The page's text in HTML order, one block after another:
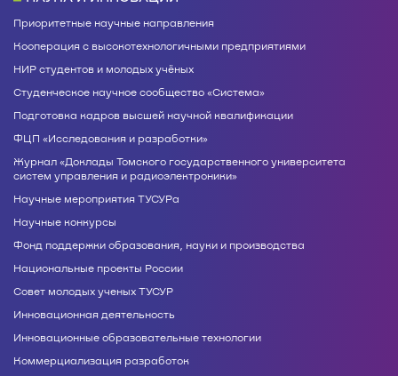
Приоритетные научные направления
Кооперация с высокотехнологичными предприятиями
НИР студентов и молодых учёных
Студенческое научное сообщество «Система»
Подготовка кадров высшей научной квалификации
ФЦП «Исследования и разработки»
Журнал «Доклады Томского государственного университета
систем управления и радиоэлектроники»
Научные мероприятия ТУСУРа
Научные конкурсы
Фонд поддержки образования, науки и производства
Национальные проекты России
Совет молодых ученых ТУСУР
Инновационная деятельность
Инновационные образовательные технологии
Коммерциализация разработок